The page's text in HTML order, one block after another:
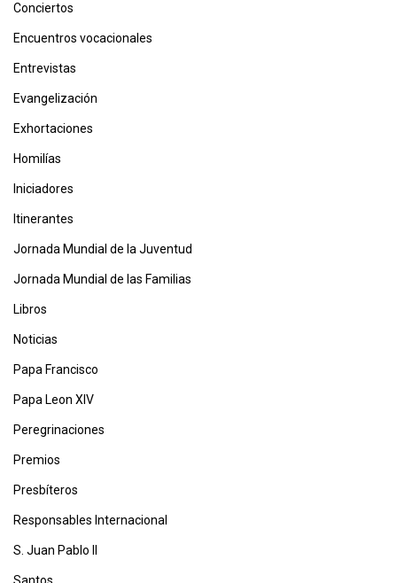
Conciertos
Encuentros vocacionales
Entrevistas
Evangelización
Exhortaciones
Homilías
Iniciadores
Itinerantes
Jornada Mundial de la Juventud
Jornada Mundial de las Familias
Libros
Noticias
Papa Francisco
Papa Leon XIV
Peregrinaciones
Premios
Presbíteros
Responsables Internacional
S. Juan Pablo II